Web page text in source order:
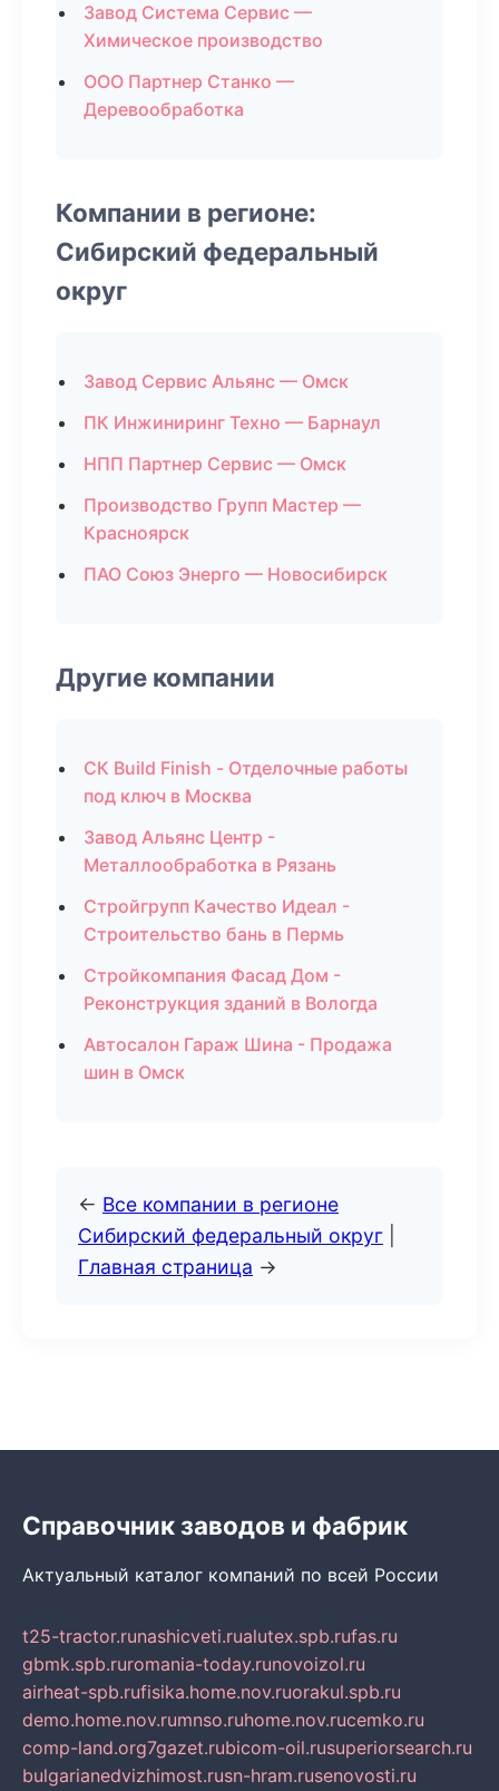
Завод Система Сервис —
Химическое производство
ООО Партнер Станко —
Деревообработка
Компании в регионе:
Сибирский федеральный
округ
Завод Сервис Альянс — Омск
ПК Инжиниринг Техно — Барнаул
НПП Партнер Сервис — Омск
Производство Групп Мастер —
Красноярск
ПАО Союз Энерго — Новосибирск
Другие компании
СК Build Finish - Отделочные работы
под ключ в Москва
Завод Альянс Центр -
Металлообработка в Рязань
Стройгрупп Качество Идеал -
Строительство бань в Пермь
Стройкомпания Фасад Дом -
Реконструкция зданий в Вологда
Автосалон Гараж Шина - Продажа
шин в Омск
← Все компании в регионе
Сибирский федеральный округ
Главная страница →
Справочник заводов и фабрик
Актуальный каталог компаний по всей России
t25-tractor.runashicveti.rualutex.spb.rufas.ru
gbmk.spb.ruromania-today.runovoizol.ru
airheat-spb.rufisika.home.nov.ruorakul.spb.ru
demo.home.nov.rumnso.ruhome.nov.rucemko.ru
comp-land.org7gazet.rubicom-oil.rusuperiorsearch.ru
bulgarianedvizhimost.rusn-hram.rusenovosti.ru